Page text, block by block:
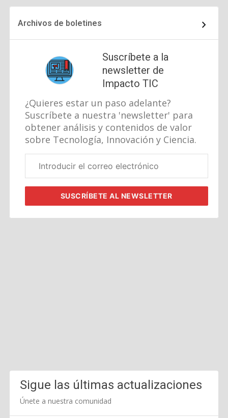
Archivos de boletines
Suscríbete a la
newsletter de
Impacto TIC
¿Quieres estar un paso adelante?
Suscríbete a nuestra 'newsletter' para
obtener análisis y contenidos de valor
sobre Tecnología, Innovación y Ciencia.
electrónico
SUSCRÍBETEAL NEWSLETTER
Sigue las últimas actualizaciones
Únete a nuestra comunidad